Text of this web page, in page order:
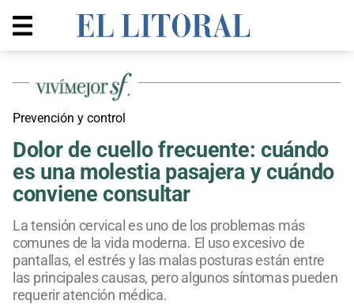
Prevención y control
Dolor de cuello frecuente: cuándo
es una molestia pasajera y cuándo
conviene consultar
La tensión cervical es uno de los problemas más
comunes de la vida moderna. El uso excesivo de
pantallas, el estrés y las malas posturas están entre
las principales causas, pero algunos síntomas pueden
requerir atención médica.